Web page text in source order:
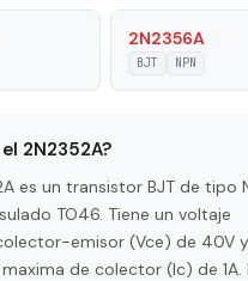
60 V
(Tj)
2N2356A
BJT NPN
2N2352A?
es un transistor BJT de tipo
TO46. Tiene un voltaje
emisor (Vce) de 40V y
de colector (Ic) de 1A.